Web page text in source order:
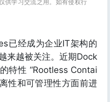
供学习交流之用。如有侵权行
已经成为企业IT架构的
来越被关注。近期Dock
特性 “Rootless Contai
性和可管理性方面前进